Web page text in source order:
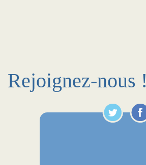
Rejoignez-nous !